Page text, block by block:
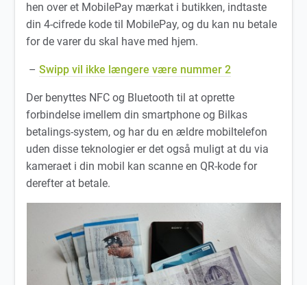
hen over et MobilePay mærkat i butikken, indtaste
din 4-cifrede kode til MobilePay, og du kan nu betale
for de varer du skal have med hjem.
–Swipp vil ikke længere være nummer 2
Der benyttes NFC og Bluetooth til at oprette
forbindelse imellem din smartphone og Bilkas
betalings-system, og har du en ældre mobiltelefon
uden disse teknologier er det også muligt at du via
kameraet i din mobil kan scanne en QR-kode for
derefter at betale.